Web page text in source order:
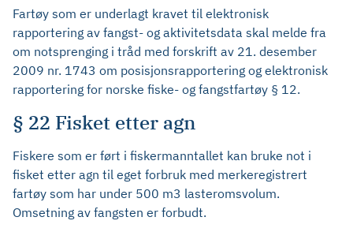
Fartøy som er underlagt kravet til elektronisk
rapportering av fangst- og aktivitetsdata skal melde fra
om notsprenging i tråd med forskrift av 21. desember
2009 nr. 1743 om posisjonsrapportering og elektronisk
rapportering for norske fiske- og fangstfartøy § 12.
§ 22 Fisket etter agn
Fiskere som er ført i fiskermanntallet kan bruke not i
fisket etter agn til eget forbruk med merkeregistrert
fartøy som har under 500 m3 lasteromsvolum.
Omsetning av fangsten er forbudt.